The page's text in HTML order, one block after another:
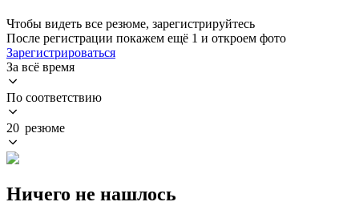
Чтобы видеть все резюме, зарегистрируйтесь
После регистрации покажем ещё 1 и откроем фото
Зарегистрироваться
За всё время
По соответствию
20 резюме
Ничего не нашлось